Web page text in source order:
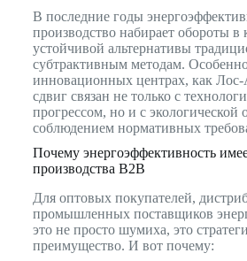
В последние годы
производство набирает обороты в
устойчивой альтернативы
субтрактивным методам.
инновационных центрах, как Лос-
сдвиг связан не только с
прогрессом, но и с экологической
соблюдением нормативных
Почему энергоэффективность
производства B2B
Для оптовых покупателей,
промышленных поставщиков
это не просто шумиха, это
преимущество. И вот почему: